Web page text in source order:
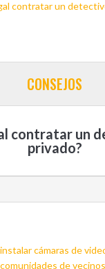
CONSEJOS
contratar un
privado?